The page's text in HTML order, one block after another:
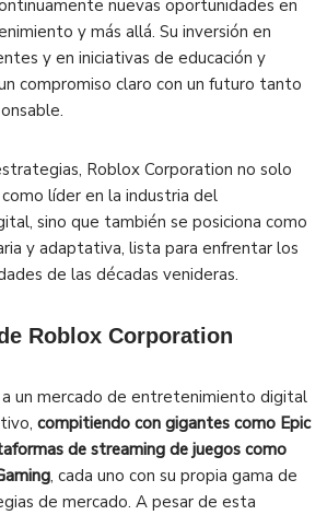
nuevas oportunidades en
y más allá. Su inversión en
y en iniciativas de educación y
compromiso claro con un futuro tanto
Roblox Corporation no solo
líder en la industria del
sino que también se posiciona como
y adaptativa, lista para enfrentar los
de las décadas venideras.
Roblox Corporation
un mercado de entretenimiento digital
compitiendo con gigantes como Epic
de streaming de juegos como
, cada uno con su propia gama de
de mercado. A pesar de esta